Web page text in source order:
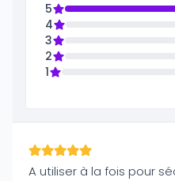
5
4
3
2
1
A utiliser à la fois pour